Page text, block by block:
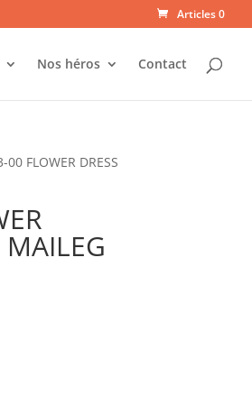
Articles 0
Nos héros Contact
FLOWER DRESS
MAILEG